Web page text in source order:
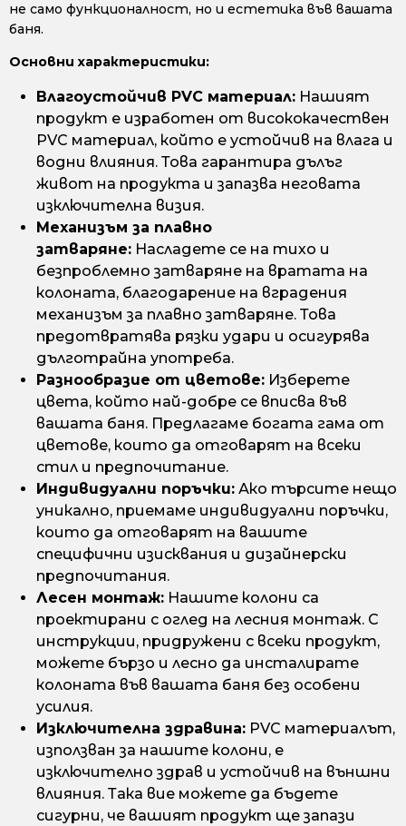
не само функционалност, но и естетика във вашата
баня.
Основни характеристики:
Влагоустойчив PVC материал: Нашият
продукт е изработен от висококачествен
PVC материал, който е устойчив на влага и
водни влияния. Това гарантира дълъг
живот на продукта и запазва неговата
изключителна визия.
Механизъм за плавно
затваряне: Насладете се на тихо и
безпроблемно затваряне на вратата на
колоната, благодарение на вградения
механизъм за плавно затваряне. Това
предотвратява рязки удари и осигурява
дълготрайна употреба.
Разнообразие от цветове: Изберете
цвета, който най-добре се вписва във
вашата баня. Предлагаме богата гама от
цветове, които да отговарят на всеки
стил и предпочитание.
Индивидуални поръчки: Ако търсите нещо
уникално, приемаме индивидуални поръчки,
които да отговарят на вашите
специфични изисквания и дизайнерски
предпочитания.
Лесен монтаж: Нашите колони са
проектирани с оглед на лесния монтаж. С
инструкции, придружени с всеки продукт,
можете бързо и лесно да инсталирате
колоната във вашата баня без особени
усилия.
Изключителна здравина: PVC материалът,
използван за нашите колони, е
изключително здрав и устойчив на външни
влияния. Така вие можете да бъдете
сигурни, че вашият продукт ще запази